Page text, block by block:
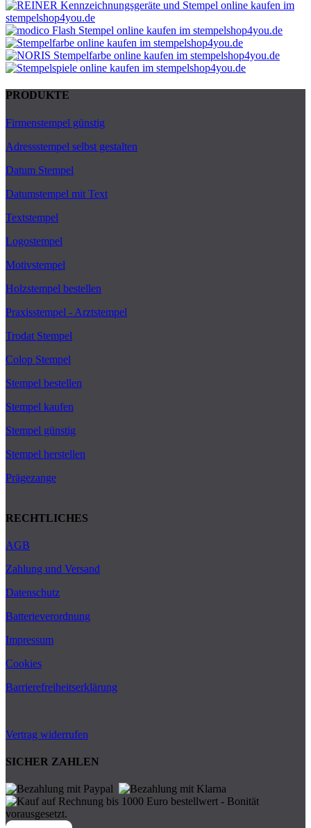
PRODUKTE
Firmenstempel günstig
Adressstempel selbst gestalten
Datum Stempel
Datumstempel mit Text
Textstempel
Logostempel
Motivstempel
Holzstempel bestellen
Praxisstempel - Arztstempel
Trodat Stempel
Colop Stempel
Stempel bestellen
Stempel kaufen
Stempel günstig
Stempel herstellen
Prägezange
RECHTLICHES
AGB
Zahlung und Versand
Datenschutz
Batterieverordnung
Impressum
Cookies
Barrierefreiheitserklärung
Vertrag widerrufen
SICHER ZAHLEN